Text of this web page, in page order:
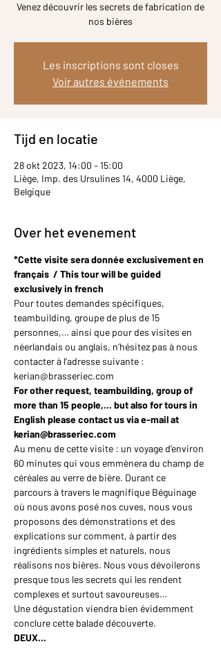
Venez découvrir les secrets de fabrication de
nos bières
Les inscriptions sont closes
Voir autres événements
Tijd en locatie
28 okt 2023, 14:00 – 15:00
Liège, Imp. des Ursulines 14, 4000 Liège,
Belgique
Over het evenement
*Cette visite sera donnée exclusivement en
français  / This tour will be guided
exclusively in french
Pour toutes demandes spécifiques,
teambuilding, groupe de plus de 15
personnes,… ainsi que pour des visites en
néerlandais ou anglais, n’hésitez pas à nous
contacter à l’adresse suivante :
kerian@brasseriec.com
For other request, teambuilding, group of
more than 15 people,... but also for tours in
English please contact us via e-mail at
kerian@brasseriec.com
Au menu de cette visite : un voyage d’environ
60 minutes qui vous emmènera du champ de
céréales au verre de bière. Durant ce
parcours à travers le magnifique Béguinage
où nous avons posé nos cuves, nous vous
proposons des démonstrations et des
explications sur comment, à partir des
ingrédients simples et naturels, nous
réalisons nos bières. Nous vous dévoilerons
presque tous les secrets qui les rendent
complexes et surtout savoureuses…
Une dégustation viendra bien évidemment
conclure cette balade découverte.
DEUX…